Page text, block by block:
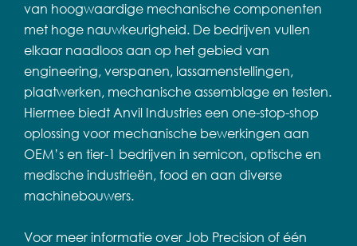
van hoogwaardige mechanische componenten
met hoge nauwkeurigheid. De bedrijven vullen
elkaar naadloos aan op het gebied van
engineering, verspanen, lassamenstellingen,
plaatwerken, mechanische assemblage en testen.
Hiermee biedt Anvil Industries een one-stop-shop
oplossing voor mechanische bewerkingen aan
OEM’s en tier-1 bedrijven in semicon, optische en
medische industrieën, food en aan diverse
machinebouwers.
Voor meer informatie over Job Precision of één